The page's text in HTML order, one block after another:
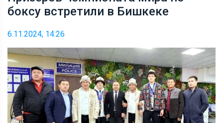
боксу встретили в Бишкеке
6.11.2024, 14:26